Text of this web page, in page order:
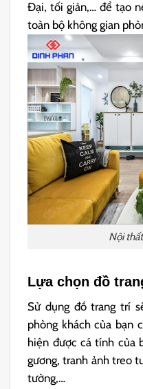
Đại, tối giản,… để tạo
toàn bộ không gian
Nội
Lựa chọn đồ
Sử dụng đồ trang trí
phòng khách của bạn
hiện được cá tính của
gương, tranh ảnh treo
tường,…